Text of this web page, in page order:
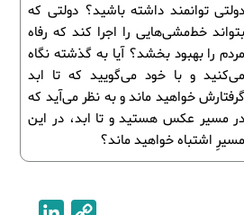
دولتی توانمند داشته باشید؟ دولتی که
بتواند خط‌مشی‌هایی را اجرا کند که رفاه
مردم را بهبود بخشد؟ آیا به گذشته نگاه
می‌کنید و با خود می‌گویید که تا ابد
گرفتارش خواهید ماند و به نظر می‌آید که
در مسیر عکس هستید و تا ابد، در این
مسیرِ اشتباه خواهید ماند؟